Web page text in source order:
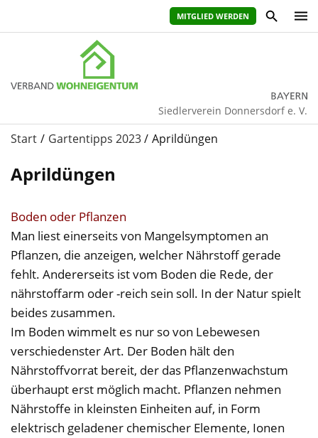
MITGLIED WERDEN
Siedlerverein Donnersdorf e. V.
Start Gartentipps 2023 Aprildüngen
Aprildüngen
Boden oder Pflanzen
Man liest einerseits von Mangelsymptomen an
Pflanzen, die anzeigen, welcher Nährstoff gerade
fehlt. Andererseits ist vom Boden die Rede, der
nährstoffarm oder -reich sein soll. In der Natur spielt
beides zusammen.
Im Boden wimmelt es nur so von Lebewesen
verschiedenster Art. Der Boden hält den
Nährstoffvorrat bereit, der das Pflanzenwachstum
überhaupt erst möglich macht. Pflanzen nehmen
Nährstoffe in kleinsten Einheiten auf, in Form
elektrisch geladener chemischer Elemente, Ionen